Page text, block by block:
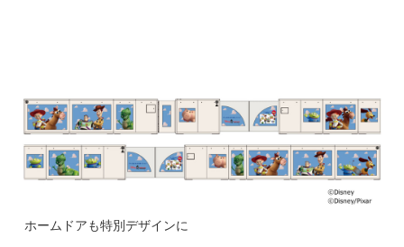
ホームドアも特別デザインに